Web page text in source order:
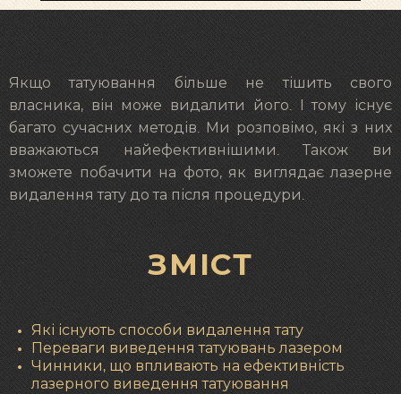
Якщо татуювання більше не тішить свого
власника, він може видалити його. І тому існує
багато сучасних методів. Ми розповімо, які з них
вважаються найефективнішими. Також ви
зможете побачити на фото, як виглядає лазерне
видалення тату до та після процедури.
ЗМІСТ
Які існують способи видалення тату
Переваги виведення татуювань лазером
Чинники, що впливають на ефективність
лазерного виведення татуювання